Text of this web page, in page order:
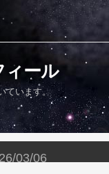
ィール
ています。
03/06